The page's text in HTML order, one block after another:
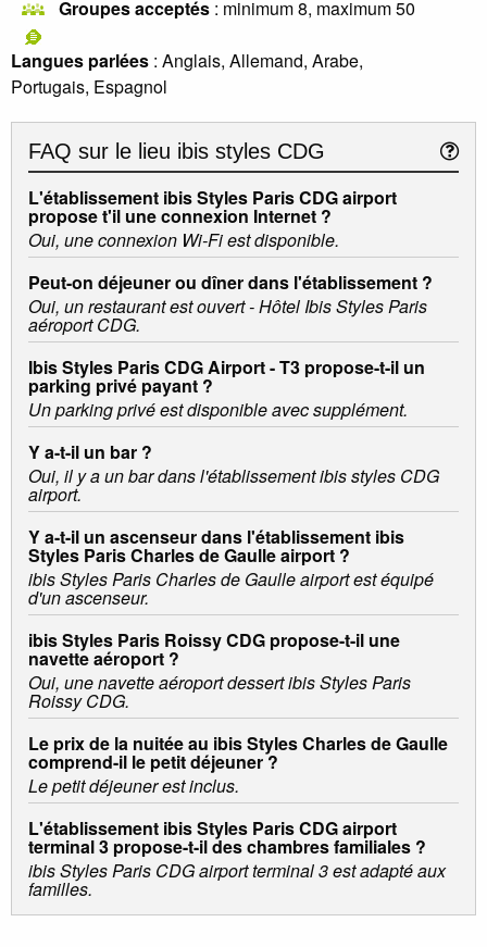
Groupes acceptés : minimum 8, maximum 50
Langues parlées : Anglais, Allemand, Arabe,
Portugais, Espagnol
FAQ sur le lieu ibis styles CDG
L'établissement ibis Styles Paris CDG airport
propose t'il une connexion Internet ?
Oui, une connexion Wi-Fi est disponible.
Peut-on déjeuner ou dîner dans l'établissement ?
Oui, un restaurant est ouvert - Hôtel Ibis Styles Paris
aéroport CDG.
Ibis Styles Paris CDG Airport - T3 propose-t-il un
parking privé payant ?
Un parking privé est disponible avec supplément.
Y a-t-il un bar ?
Oui, il y a un bar dans l'établissement ibis styles CDG
airport.
Y a-t-il un ascenseur dans l'établissement ibis
Styles Paris Charles de Gaulle airport ?
ibis Styles Paris Charles de Gaulle airport est équipé
d'un ascenseur.
ibis Styles Paris Roissy CDG propose-t-il une
navette aéroport ?
Oui, une navette aéroport dessert ibis Styles Paris
Roissy CDG.
Le prix de la nuitée au ibis Styles Charles de Gaulle
comprend-il le petit déjeuner ?
Le petit déjeuner est inclus.
L'établissement ibis Styles Paris CDG airport
terminal 3 propose-t-il des chambres familiales ?
ibis Styles Paris CDG airport terminal 3 est adapté aux
familles.